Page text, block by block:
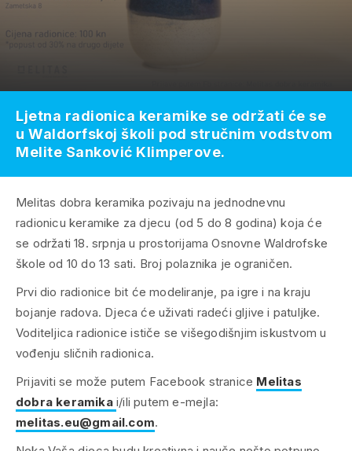
Melitas dobra keramika pozivaju na jednodnevnu
radionicu keramike za djecu (od 5 do 8 godina) koja će
se održati 18. srpnja u prostorijama Osnovne Waldrofske
škole od 10 do 13 sati. Broj polaznika je ograničen.
Prvi dio radionice bit će modeliranje, pa igre i na kraju
bojanje radova. Djeca će uživati radeći gljive i patuljke.
Voditeljica radionice ističe se višegodišnjim iskustvom u
vođenju sličnih radionica.
Prijaviti se može putem Facebook stranice Melitas
dobra keramika i/ili putem e-mejla:
melitas.eu@gmail.com.
Ljetna radionica keramike se održati će se
u Waldorfskoj školi pod stručnim vodstvom
Melite Sanković Klimperove.